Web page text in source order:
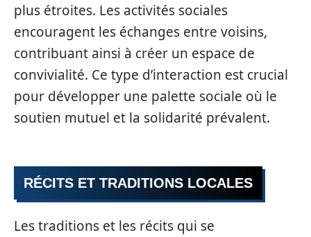
plus étroites. Les activités sociales
encouragent les échanges entre voisins,
contribuant ainsi à créer un espace de
convivialité. Ce type d’interaction est crucial
pour développer une palette sociale où le
soutien mutuel et la solidarité prévalent.
RÉCITS ET TRADITIONS LOCALES
Les traditions et les récits qui se